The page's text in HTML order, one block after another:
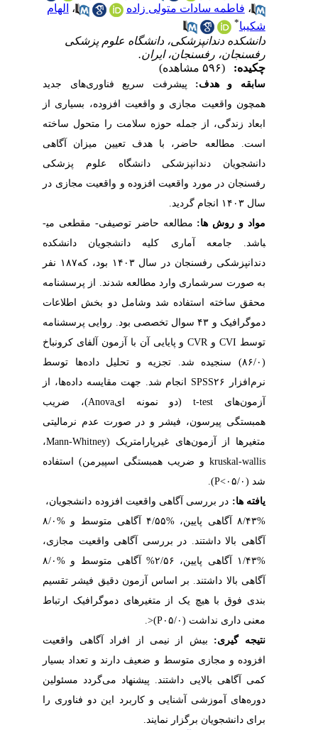
،فاطمه سادات متولی زاده ،الهام
شکیبا
دانشکده دندانپزشکی، دانشگاه علوم پزشکی
رفسنجان، رفسنجان، ایران.
چکیده:
سابقه و هدف:پیشرفت‌ سریع فناوری‌های جدید
همچون واقعیت مجازی و واقعیت افزوده، بسیاری از
ابعاد زندگی، از جمله حوزه سلامت را متحول ساخته
است. مطالعه حاضر، با هدف تعیین میزان آگاهی
دانشجویان دندانپزشکی دانشگاه علوم پزشکی
رفسنجان در مورد واقعیت افزوده و واقعیت مجازی در
سال ۱۴۰۳ انجام گردید.
مواد و روش ها:مطالعه حاضر توصیفی- مقطعی می­
باشد. جامعه آماری کلیه دانشجویان دانشکده
دندانپزشکی رفسنجان در سال ۱۴۰۳ بود، که۱۸۷ نفر
به صورت سرشماری وارد مطالعه شدند. از پرسشنامه
محقق ساخته استفاده شد وشاملدو بخش اطلاعات
دموگرافیک و ۴۳ سوال تخصصی بود. روایی پرسشنامه
توسطCVIوCVRو پایایی آن با آزمون آلفای کرونباخ
نرم‌افزار SPSS۲۶ انجام شد. جهت مقایسه داده‌ها، از
آزمون‌های
t-test(دو نمونه ای (Anova، ضریب
همبستگی پیرسون، فیشر و در صورت عدم نرمالیتی
متغیرها از آزمون‌های غیرپارامتریک (
Mann-Whitney،
kruskal-wallisو ضریب همبستگی اسپیرمن) استفاده
شد (۰۵/۰ (P<
.
یافته ها: در بررسی آگاهی واقعیت افزوده دانشجویان،
%۸/۴۳ آگاهی پایین، %۴/۵۵ آگاهی متوسط و %۸/۰
آگاهی بالا داشتند. در بررسی آگاهی واقعیت مجازی،
%۱/۴۳ آگاهی پایین، ۲/۵۶% آگاهی متوسط و %۸/۰
آگاهی بالا داشتند. بر اساس آزمون دقیق فیشر تقسیم
بندی فوق با هیچ یک از متغیرهای دموگرافیک ارتباط
معنی داری نداشت (۰۵/۰ (P
>
.
نتیجه گیری: بیش از نیمی از افراد آگاهی واقعیت
افزوده و مجازی متوسط و ضعیف دارند و تعداد بسیار
کمی آگاهی بالایی داشتند. پیشنهاد می‌گردد مسئولین
دوره‌های آموزشی آشنایی و کاربرد این دو فناوری را
برای دانشجویان برگزار نمایند.